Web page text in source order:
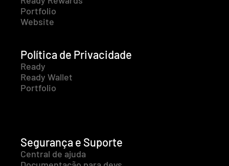
Portfolio
Website
Política de Privacidade
Ready
Ready Wallet
Portfolio
Segurança e Suporte
Central de ajuda